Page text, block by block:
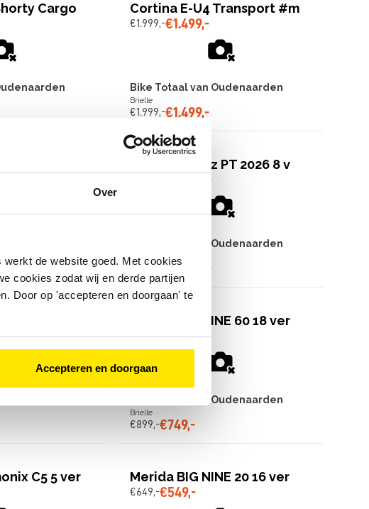
Over
de website goed. Met cookies
cookies zodat wij en derde partijen
Door op 'accepteren en doorgaan' te
Accepteren en doorgaan
Cargo Cortina E-U4 Transport #m
€1.999,-€1.499,-
Bike Totaal van Oudenaarden
Brielle
€1.999,-€1.499,-
Batavus Finez PT 2026 8 v
-
Bike Totaal van Oudenaarden
Brielle
€3 524,-€2 -
Merida BIG NINE 60 18 ver
€899,-€749,-
Bike Totaal van Oudenaarden
Brielle
€899,-€749,-
C5 5 ver Merida BIG NINE 20 16 ver
€649,-€549,-